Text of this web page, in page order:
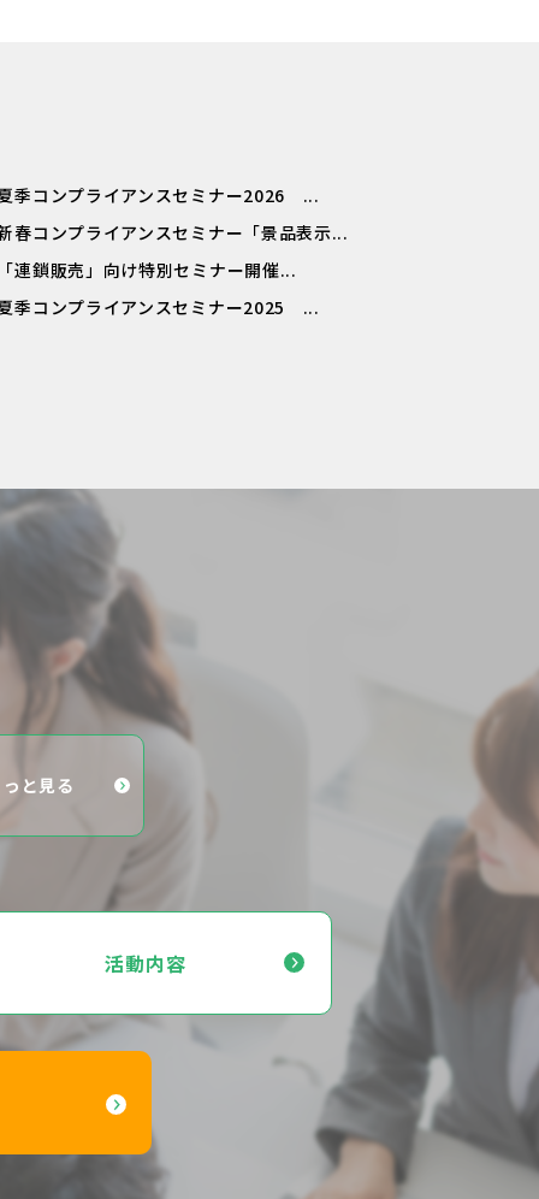
季コンプライアンスセミナー2026 ...
春コンプライアンスセミナー「景品表示...
連鎖販売」向け特別セミナー開催...
季コンプライアンスセミナー2025 ...
と見る
活動内容